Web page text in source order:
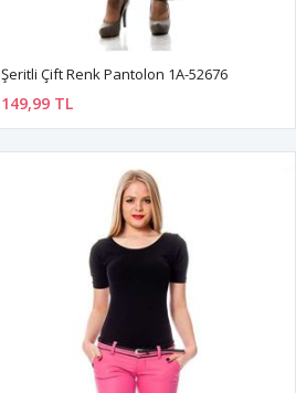
Şeritli Çift Renk Pantolon 1A-52676
149,99 TL